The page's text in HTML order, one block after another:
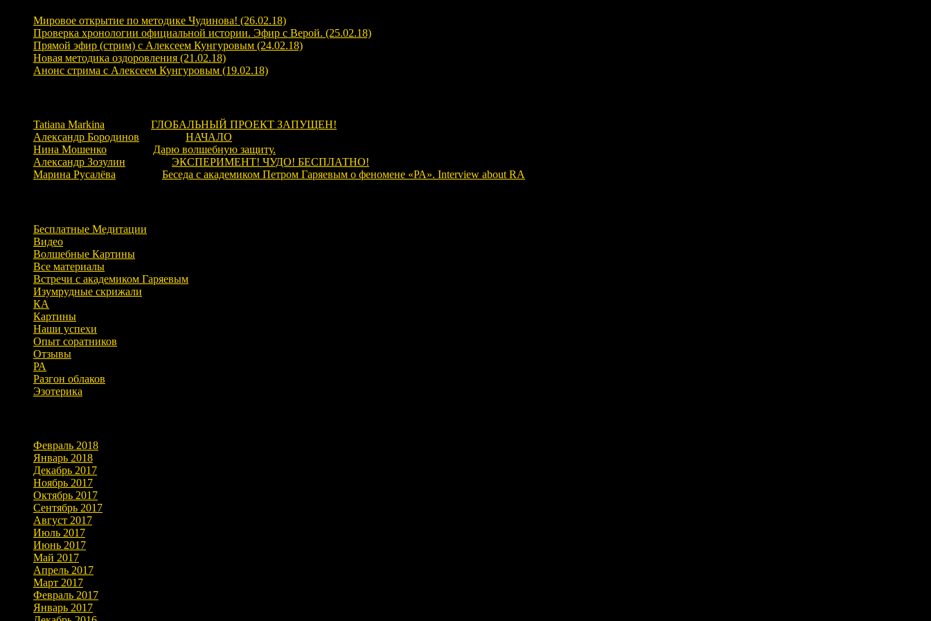
Мировое открытие по методике Чудинова! (26.02.18)
Проверка хронологии официальной истории. Эфир с Верой. (25.02.18)
Прямой эфир (стрим) с Алексеем Кунгуровым (24.02.18)
Новая методика оздоровления (21.02.18)
Анонс стрима с Алексеем Кунгуровым (19.02.18)
Tatiana Markina
ГЛОБАЛЬНЫЙ ПРОЕКТ ЗАПУЩЕН!
Александр Бородинов
НАЧАЛО
Нина Мошенко
Дарю волшебную защиту.
Александр Зозулин
ЭКСПЕРИМЕНТ! ЧУДО! БЕСПЛАТНО!
Марина Русалёва
Беседа с академиком Петром Гаряевым о феномене «РА». Interview about RA
Бесплатные Медитации
Видео
Волшебные Картины
Все материалы
Встречи с академиком Гаряевым
Изумрудные скрижали
КА
Картины
Наши успехи
Опыт соратников
Отзывы
РА
Разгон облаков
Эзотерика
Февраль 2018
Январь 2018
Декабрь 2017
Ноябрь 2017
Октябрь 2017
Сентябрь 2017
Август 2017
Июль 2017
Июнь 2017
Май 2017
Апрель 2017
Март 2017
Февраль 2017
Январь 2017